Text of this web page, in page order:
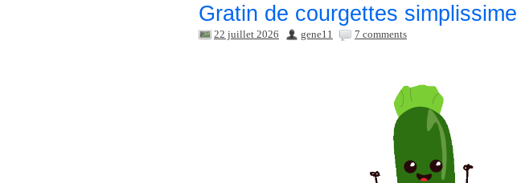
Gratin de courgettes simplissime
22 juillet 2026 gene11 7 comments